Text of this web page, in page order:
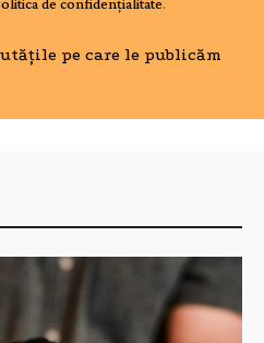
pe care le publicăm